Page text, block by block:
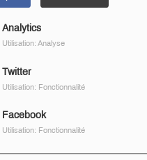
Analytics
Utilisation: Analyse
Twitter
Utilisation: Fonctionnalité
Facebook
Utilisation: Fonctionnalité
fête ses 30 ans et vous propose son